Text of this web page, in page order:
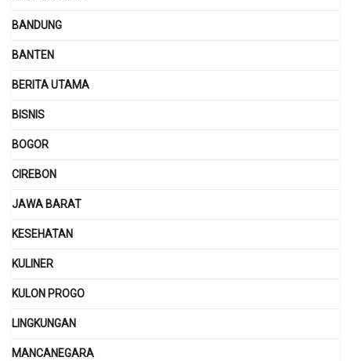
BANDUNG
BANTEN
BERITA UTAMA
BISNIS
BOGOR
CIREBON
JAWA BARAT
KESEHATAN
KULINER
KULON PROGO
LINGKUNGAN
MANCANEGARA